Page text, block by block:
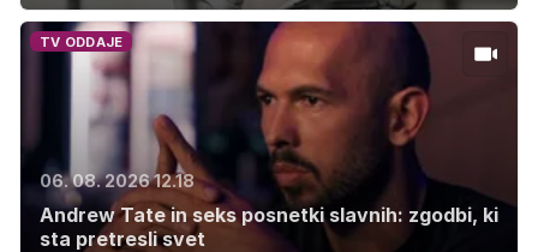
TV ODDAJE
06. 08. 2026 12.18
Andrew Tate in seks posnetki slavnih: zgodbi, ki
sta pretresli svet